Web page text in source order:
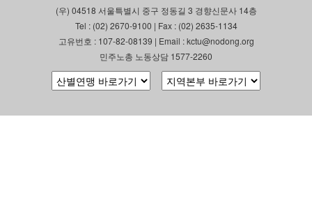
(우) 04518 서울특별시 중구 정동길 3 경향신문사 14층
Tel : (02) 2670-9100 | Fax : (02) 2635-1134
고유번호 : 107-82-08139 | Email : kctu@nodong.org
민주노총 노동상담 1577-2260